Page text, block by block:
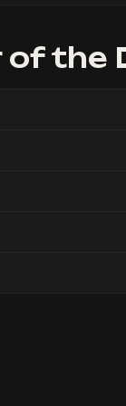
of the